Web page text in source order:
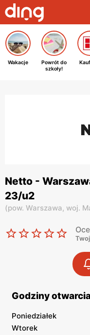
Wakacje
Powrót do
szkoły!
Netto -
23/u2
(pow. Warszawa, woj.
Godziny
Poniedziałek
Wtorek